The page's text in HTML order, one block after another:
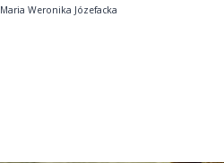
Maria Weronika Józefacka